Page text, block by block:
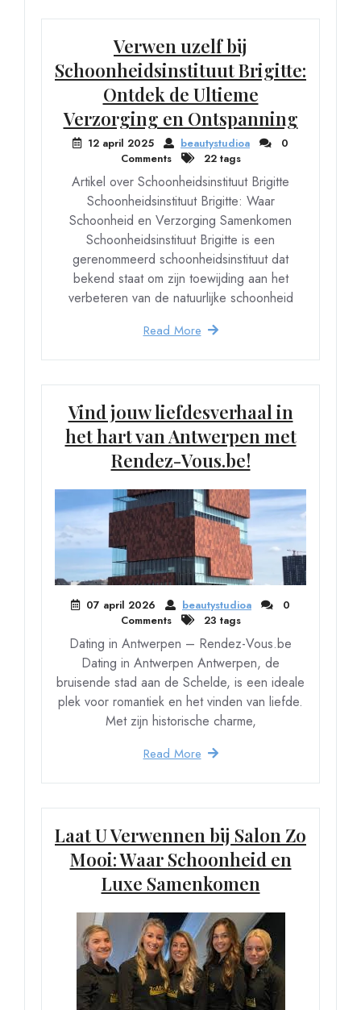
Verwen uzelf bij
Schoonheidsinstituut Brigitte:
Ontdek de Ultieme
Verzorging en Ontspanning
12 april 2025 beautystudioa
0
Comments
22 tags
Artikel over Schoonheidsinstituut Brigitte
Schoonheidsinstituut Brigitte: Waar
Schoonheid en Verzorging Samenkomen
Schoonheidsinstituut Brigitte is een
gerenommeerd schoonheidsinstituut dat
bekend staat om zijn toewijding aan het
verbeteren van de natuurlijke schoonheid
Read More
Vind jouw liefdesverhaal in
het hart van Antwerpen met
Rendez-Vous.be!
07 april 2026 beautystudioa
0
Comments
23 tags
Dating in Antwerpen – Rendez-Vous.be
Dating in Antwerpen Antwerpen, de
bruisende stad aan de Schelde, is een ideale
plek voor romantiek en het vinden van liefde.
Met zijn historische charme,
Read More
Laat U Verwennen bij Salon Zo
Mooi: Waar Schoonheid en
Luxe Samenkomen